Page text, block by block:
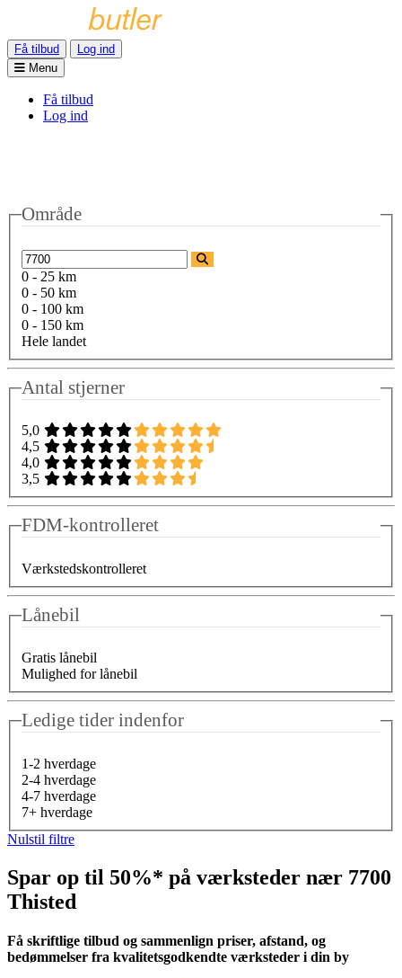
Få tilbud
Log ind
Menu
Få tilbud
Log ind
Område
0 - 25 km
0 - 50 km
0 - 100 km
0 - 150 km
Hele landet
Antal stjerner
5,0
4,5
4,0
3,5
FDM-kontrolleret
Værkstedskontrolleret
Lånebil
Gratis lånebil
Mulighed for lånebil
Ledige tider indenfor
1-2 hverdage
2-4 hverdage
4-7 hverdage
7+ hverdage
Nulstil filtre
Spar op til 50%* på værksteder nær 7700
Thisted
Få skriftlige tilbud og sammenlign priser, afstand, og
bedømmelser fra kvalitetsgodkendte værksteder i din by